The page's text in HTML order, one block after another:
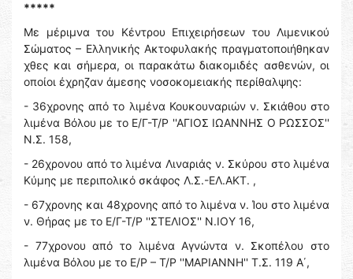
*****
Με μέριμνα του Κέντρου Επιχειρήσεων του Λιμενικού
Σώματος – Ελληνικής Ακτοφυλακής πραγματοποιήθηκαν
χθες και σήμερα, οι παρακάτω διακομιδές ασθενών, οι
οποίοι έχρηζαν άμεσης νοσοκομειακής περίθαλψης:
- 36χρονης από το λιμένα Κουκουναριών ν. Σκιάθου στο
λιμένα Βόλου με το Ε/Γ-Τ/Ρ ''ΑΓΙΟΣ ΙΩΑΝΝΗΣ Ο ΡΩΣΣΟΣ''
Ν.Σ. 158,
- 26χρονου από το λιμένα Λιναριάς ν. Σκύρου στο λιμένα
Κύμης με περιπολικό σκάφος Λ.Σ.-ΕΛ.ΑΚΤ. ,
- 67χρονης και 48χρονης από το λιμένα ν. Ίου στο λιμένα
ν. Θήρας με το Ε/Γ-Τ/Ρ ''ΣΤΕΛΙΟΣ'' Ν.ΙΟΥ 16,
- 77χρονου από το λιμένα Αγνώντα ν. Σκοπέλου στο
λιμένα Βόλου με το Ε/Ρ – Τ/Ρ ''ΜΑΡΙΑΝΝΗ'' Τ.Σ. 119 Α΄,